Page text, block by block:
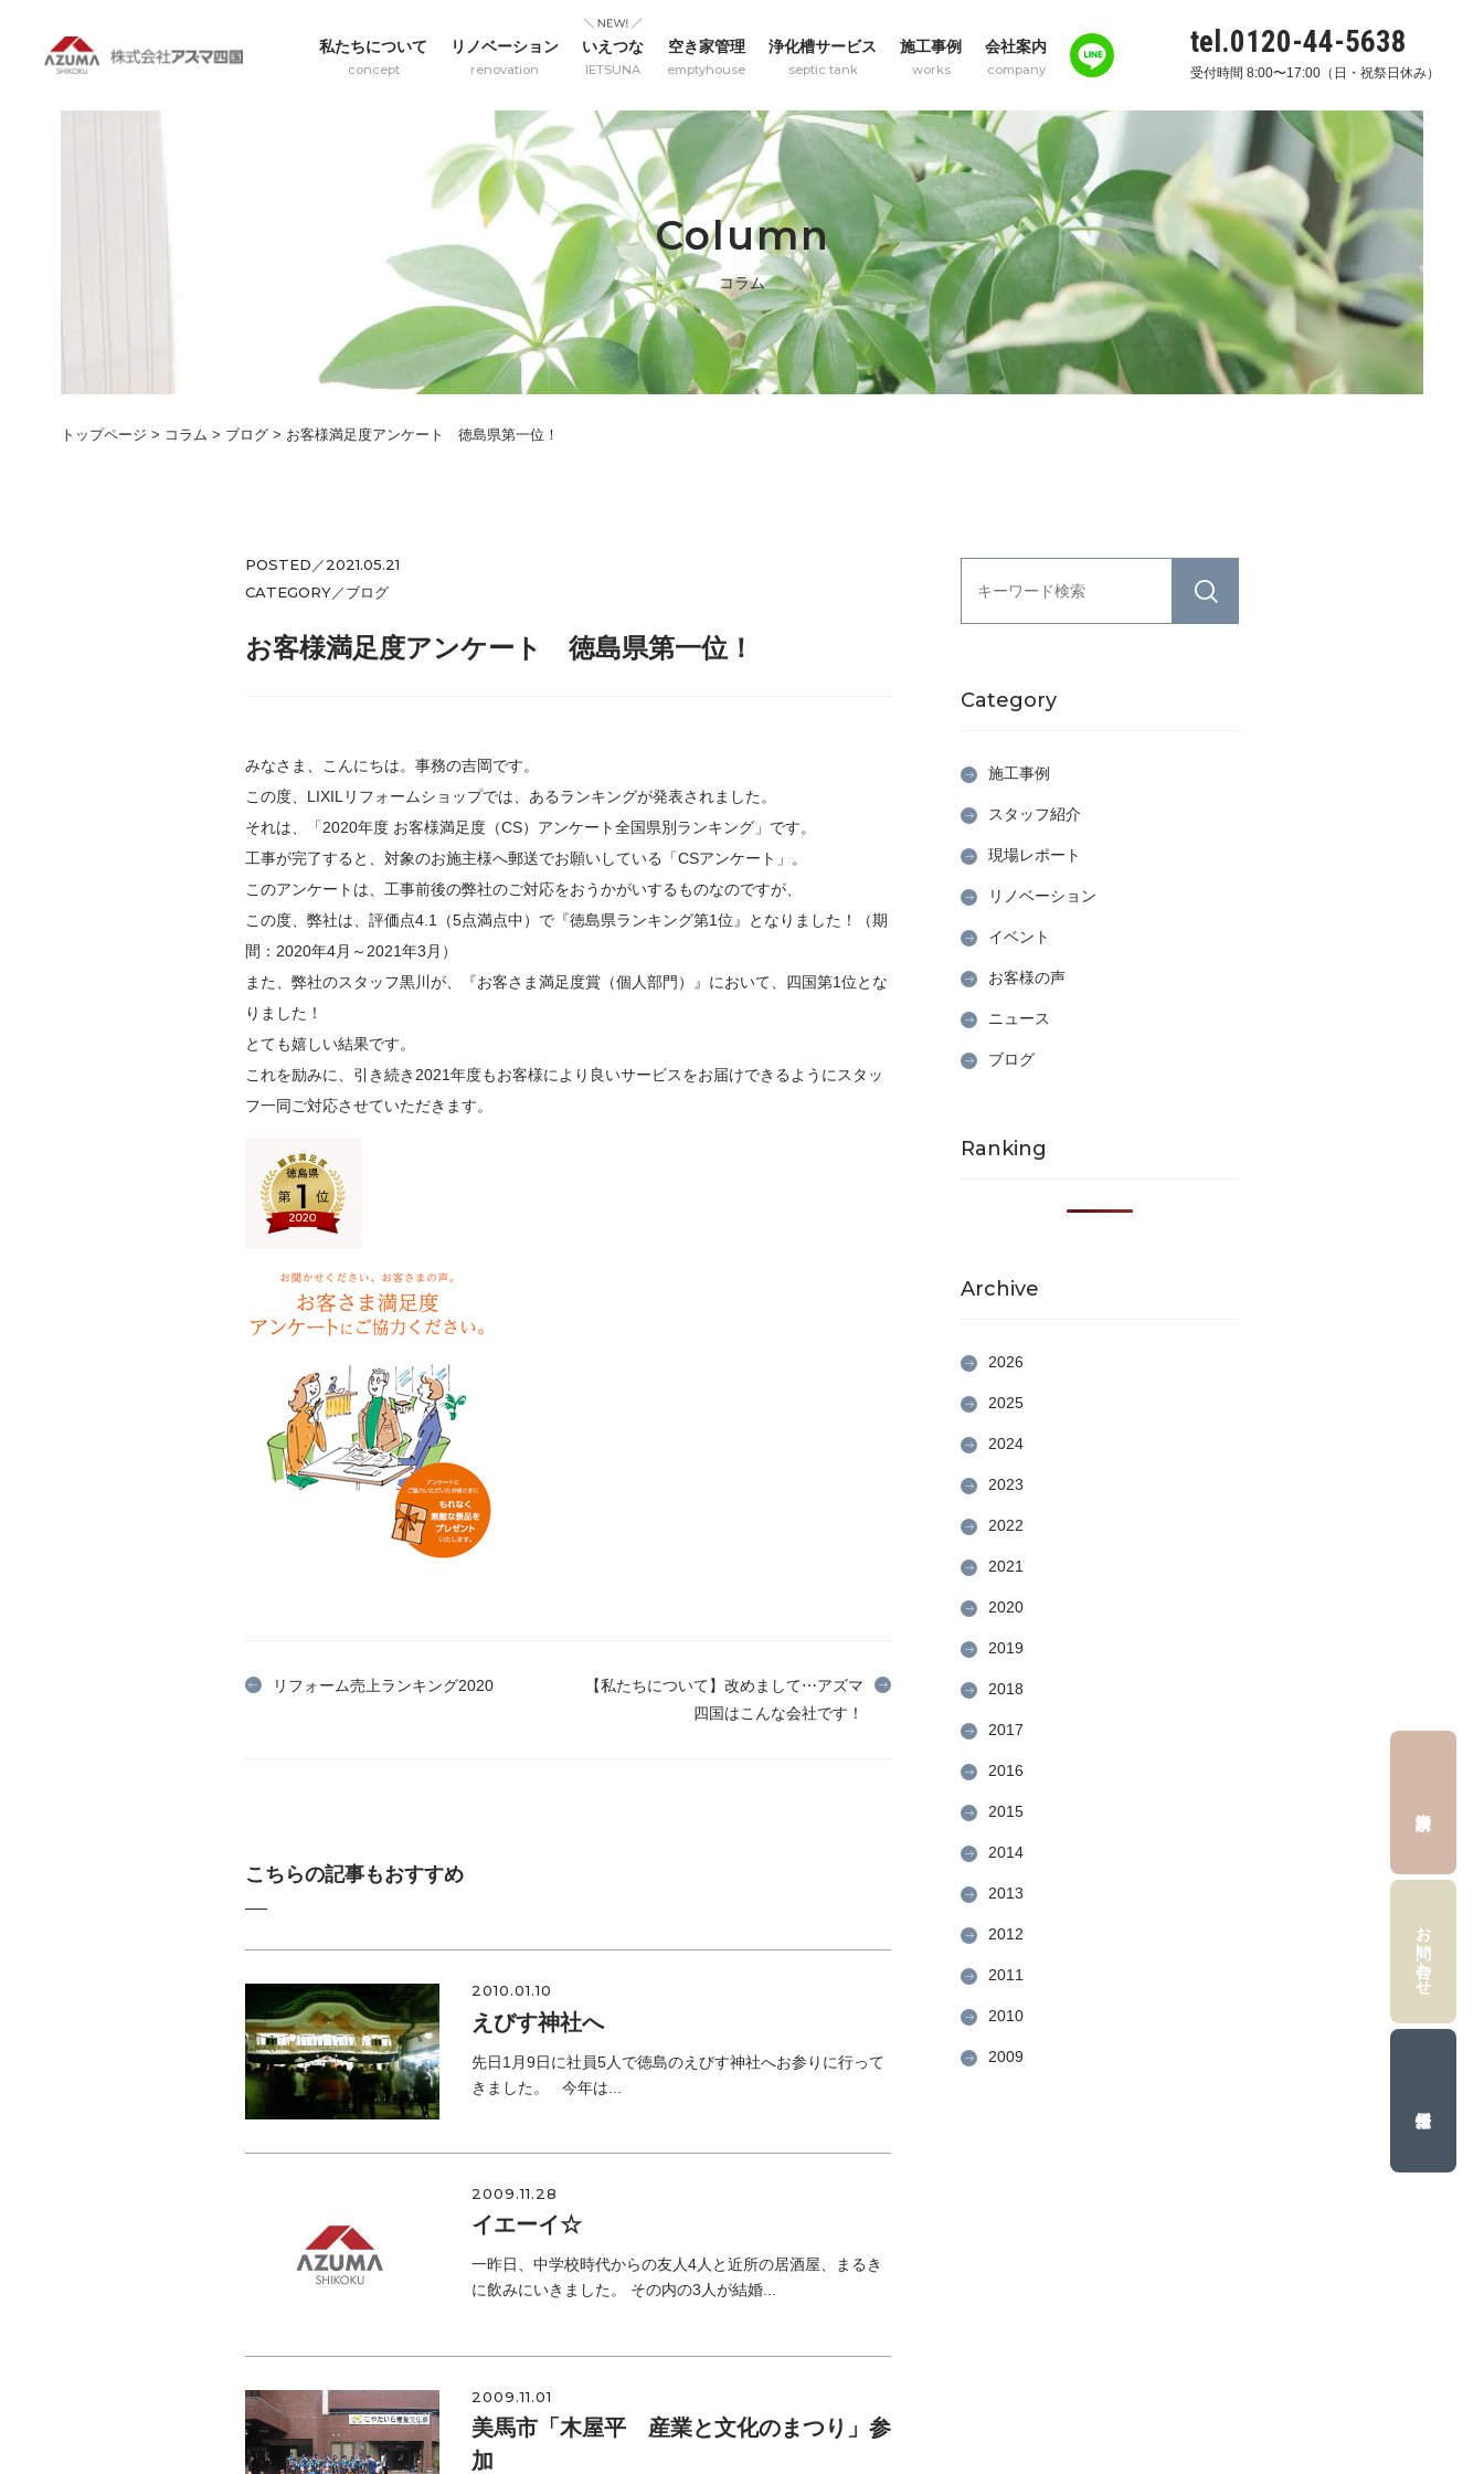
私たちについて
concept
リノベーション
renovation
いえつな
IETSUNA
空き家管理
emptyhouse
浄化槽サービス
septic tank
施工事例
works
会社案内
company
tel.0120-44-5638
受付時間 8:00〜17:00（日・祝祭日休み）
お問い合わせ
Column
コラム
トップページ > コラム > ブログ > お客様満足度アンケート 徳島県第一位！
POSTED／2021.05.21
CATEGORY／ブログ
お客様満足度アンケート 徳島県第一位！
みなさま、こんにちは。事務の吉岡です。
この度、LIXILリフォームショップでは、あるランキングが発表されました。
それは、「2020年度 お客様満足度（CS）アンケート全国県別ランキング」です。
工事が完了すると、対象のお施主様へ郵送でお願いしている「CSアンケート」。
このアンケートは、工事前後の弊社のご対応をおうかがいするものなのですが、
この度、弊社は、評価点4.1（5点満点中）で『徳島県ランキング第1位』となりました！（期
間：2020年4月～2021年3月）
また、弊社のスタッフ黒川が、『お客さま満足度賞（個人部門）』において、四国第1位とな
りました！
とても嬉しい結果です。
これを励みに、引き続き2021年度もお客様により良いサービスをお届けできるようにスタッ
フ一同ご対応させていただきます。
リフォーム売上ランキング2020
【私たちについて】改めまして⋯アズマ
四国はこんな会社です！
こちらの記事もおすすめ
2010.01.10
えびす神社へ
先日1月9日に社員5人で徳島のえびす神社へお参りに行って
きました。 今年は...
2009.11.28
イエーイ☆
一昨日、中学校時代からの友人4人と近所の居酒屋、まるき
に飲みにいきました。 その内の3人が結婚...
2009.11.01
美馬市「木屋平 産業と文化のまつり」参
加
Category
施工事例
スタッフ紹介
現場レポート
リノベーション
イベント
お客様の声
ニュース
ブログ
Ranking
Archive
2026
2025
2024
2023
2022
2021
2020
2019
2018
2017
2016
2015
2014
2013
2012
2011
2010
2009